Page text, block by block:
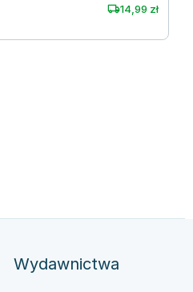
14,99 zł
Wydawnictwa